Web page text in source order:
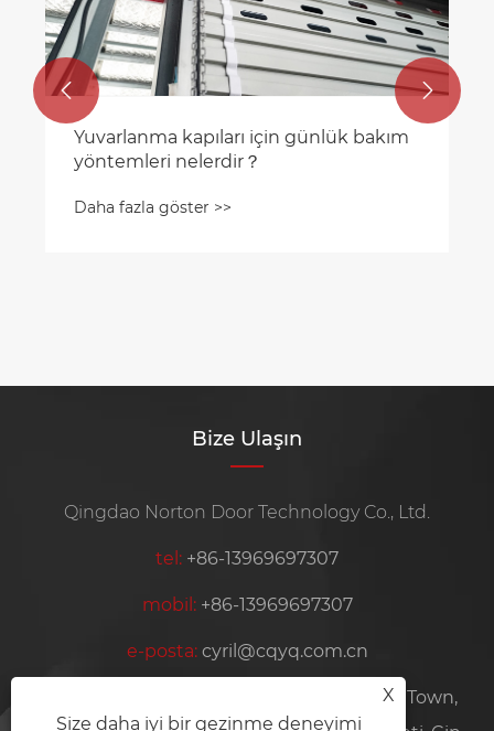
 
Bize Ulaşın
Qingdao Norton Door Technology Co., Ltd.
tel: +86-13969697307
mobil: +86-13969697307
e-posta: cyril@cqyq.com.cn
Plant 6, No. 57, Haitao Yolu, Nancun Town,
X
Size daha iyi bir gezinme deneyimi